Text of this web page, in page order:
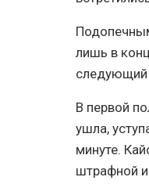
лишь в
следующий
В первой
ушла,
минуте.
штрафной